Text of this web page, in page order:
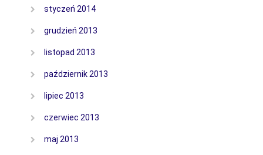
styczeń 2014
grudzień 2013
listopad 2013
październik 2013
lipiec 2013
czerwiec 2013
maj 2013